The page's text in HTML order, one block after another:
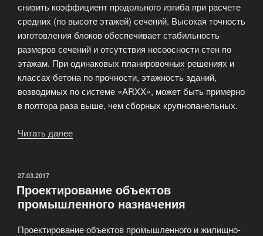
снизить коэффициент продольного изгиба при расчете
средних (по высоте этажей) сечений. Высокая точность
изготовления блоков обеспечивает стабильность
размеров сечений и отсутствия несоосности стен по
этажам. При одинаковых планировочных решениях и
классах бетона по прочности, этажность зданий,
возводимых по системе «ARXX», может быть примерно
в полтора раза выше, чем сборных крупнопанельных.
Читать далее
системы
ARXX»
ОПУБЛИКОВАНО
27.03.2017
Проектирование объектов
промышленного назначения
Проектирование объектов промышленного и жилищно-